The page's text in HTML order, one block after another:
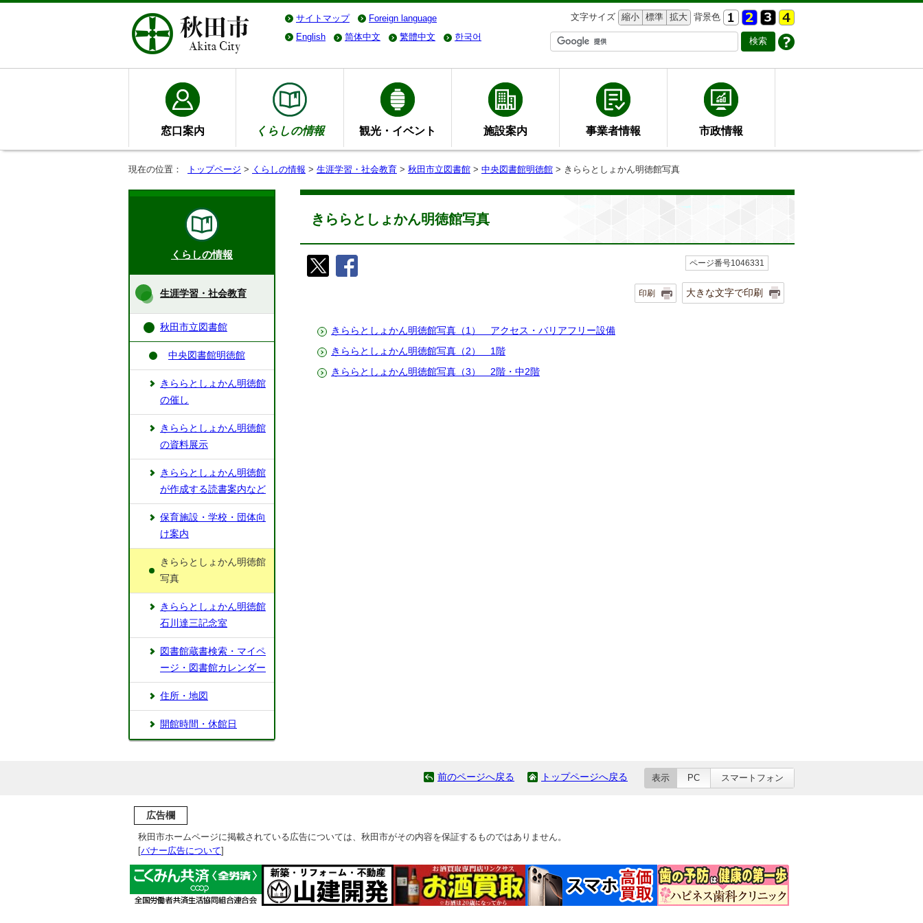
サイトマップ Foreign language 文字サイズ 縮小 標準 拡大 背景色
English
简体中文 繁體中文 한국어
窓口案内 くらしの情報 観光・イベント 施設案内 事業者情報 市政情報
現在の位置： トップページ > くらしの情報 > 生涯学習・社会教育 > 秋田市立図書館 > 中央図書館明徳館 > きららとしょかん明徳館写真
きららとしょかん明徳館写真
ページ番号1046331
印刷 大きな文字で印刷
きららとしょかん明徳館写真（1） アクセス・バリアフリー設備
きららとしょかん明徳館写真（2） 1階
きららとしょかん明徳館写真（3） 2階・中2階
くらしの情報
生涯学習・社会教育
秋田市立図書館
中央図書館明徳館
きららとしょかん明徳館
の催し
きららとしょかん明徳館
の資料展示
きららとしょかん明徳館
が作成する読書案内など
保育施設・学校・団体向
け案内
きららとしょかん明徳館
写真
きららとしょかん明徳館
石川達三記念室
図書館蔵書検索・マイペ
ージ・図書館カレンダー
住所・地図
開館時間・休館日
前のページへ戻る トップページへ戻る 表示 PC スマートフォン
広告欄
秋田市ホームページに掲載されている広告については、秋田市がその内容を保証するものではありません。
[バナー広告について]